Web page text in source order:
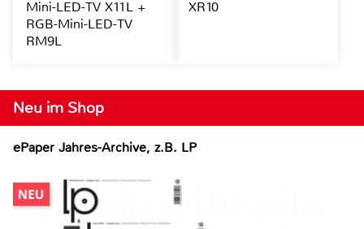
Neu im Shop
ePaper Jahres-Archive, z.B. LP
Mini-LED-TV X11L +
RGB-Mini-LED-TV
RM9L
XR10